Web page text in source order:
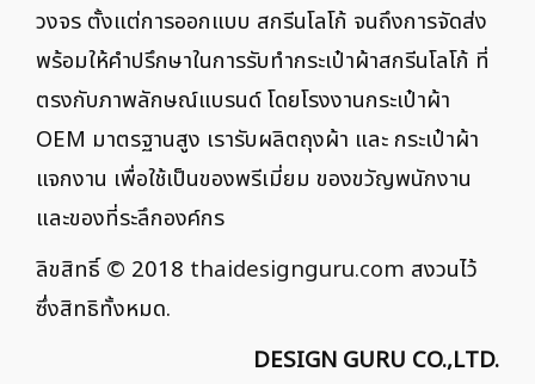
วงจร ตั้งแต่การออกแบบ สกรีนโลโก้ จนถึงการจัดส่ง
พร้อมให้คำปรึกษาในการรับทำกระเป๋าผ้าสกรีนโลโก้ ที่
ตรงกับภาพลักษณ์แบรนด์ โดยโรงงานกระเป๋าผ้า
OEM มาตรฐานสูง เรารับผลิตถุงผ้า และ กระเป๋าผ้า
แจกงาน เพื่อใช้เป็นของพรีเมี่ยม ของขวัญพนักงาน
และของที่ระลึกองค์กร
ลิขสิทธิ์ © 2018 thaidesignguru.com สงวนไว้
ซึ่งสิทธิทั้งหมด.
DESIGN GURU CO.,LTD.